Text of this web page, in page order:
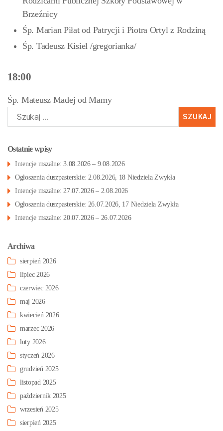
Brzeźnicy
Śp. Marian Piłat od Patrycji i Piotra Ortyl z Rodziną
Śp. Tadeusz Kisiel /gregorianka/
18:00
Śp. Mateusz Madej od Mamy
Szukaj:
Ostatnie wpisy
Intencje mszalne: 3.08.2026 – 9.08.2026
Ogłoszenia duszpasterskie: 2.08.2026, 18 Niedziela Zwykła
Intencje mszalne: 27.07.2026 – 2.08.2026
Ogłoszenia duszpasterskie: 26.07.2026, 17 Niedziela Zwykła
Intencje mszalne: 20.07.2026 – 26.07.2026
Archiwa
sierpień 2026
lipiec 2026
czerwiec 2026
maj 2026
kwiecień 2026
marzec 2026
luty 2026
styczeń 2026
grudzień 2025
listopad 2025
październik 2025
wrzesień 2025
sierpień 2025